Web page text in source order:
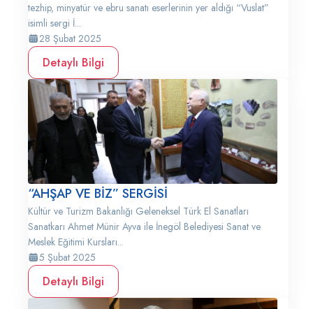
tezhip, minyatür ve ebru sanatı eserlerinin yer aldığı “Vuslat”
isimli sergi İ...
28 Şubat 2025
Detaylı Bilgi
“AHŞAP VE BİZ” SERGİSİ
Kültür ve Turizm Bakanlığı Geleneksel Türk El Sanatları
Sanatkarı Ahmet Münir Ayva ile İnegöl Belediyesi Sanat ve
Meslek Eğitimi Kursları...
5 Şubat 2025
Detaylı Bilgi